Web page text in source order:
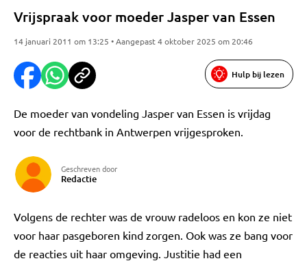
Vrijspraak voor moeder Jasper van Essen
14 januari 2011 om 13:25 • Aangepast 4 oktober 2025 om 20:46
Hulp bij lezen
De moeder van vondeling Jasper van Essen is vrijdag
voor de rechtbank in Antwerpen vrijgesproken.
Geschreven door
Redactie
Volgens de rechter was de vrouw radeloos en kon ze niet
voor haar pasgeboren kind zorgen. Ook was ze bang voor
de reacties uit haar omgeving. Justitie had een